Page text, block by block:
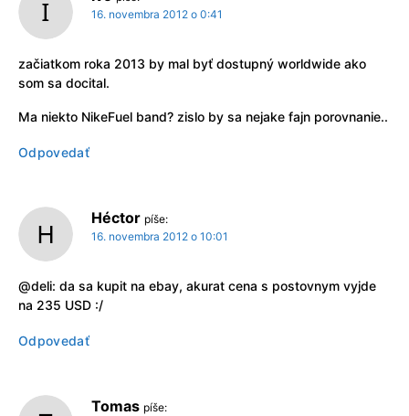
16. novembra 2012 o 0:41
začiatkom roka 2013 by mal byť dostupný worldwide ako
som sa docital.
Ma niekto NikeFuel band? zislo by sa nejake fajn porovnanie..
Odpovedať
Héctor píše:
16. novembra 2012 o 10:01
@deli: da sa kupit na ebay, akurat cena s postovnym vyjde
na 235 USD :/
Odpovedať
Tomas píše: